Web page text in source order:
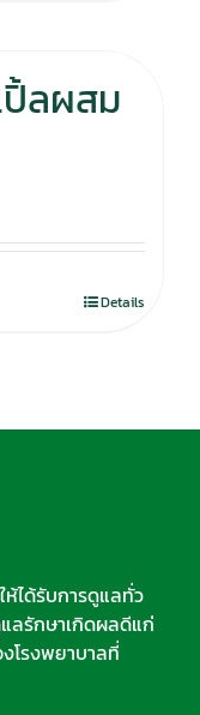
ปิ้ลผสม
Details
ได้รับการดูแลทั่ว
ลรักษาเกิดผลดีแก่
โรงพยาบาลที่